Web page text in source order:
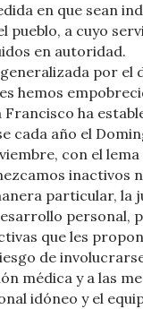
en que sean
pueblo, a cuyo
en autoridad.
por
hemos
ha
cada año el
con el
inactivos
particular, la
personal,
que les
de
médica y a las
idóneo y el